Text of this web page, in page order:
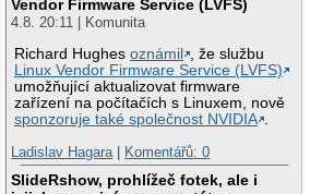
Vendor Firmware Service (LVFS)
4.8. 20:11 | Komunita
Richard Hughesoznámil
, že službu
Linux Vendor Firmware Service (LVFS)
umožňující aktualizovat firmware
zařízení na počítačích s Linuxem, nově
sponzoruje také společnost NVIDIA .
Ladislav Hagara | Komentářů: 0
SlideRshow, prohlížeč fotek, ale i